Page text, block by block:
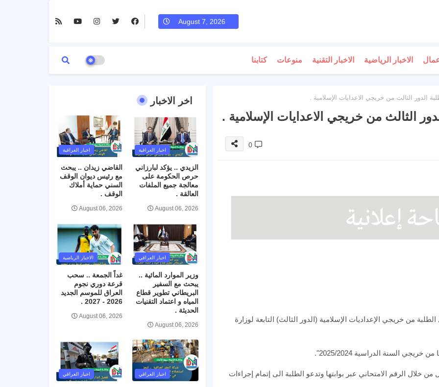
August 7, 2026
الاخبار الرياضية الاخبار التقنية منوعات كتابنا
الدور الثالث من خريجي الاعدايات الإسلامية .
الثالث من خريجي الاعدايات الإسلامية .
0
من خريجي الإعداديات الإسلامية (الدور الثالث) التابعة لوزارة
خلال الرقم الامتحاني عبر بوابتها وتدعو الطلبة الى إتمام إجراءات
اخر الاخبار
اخبار العراقية
الزيدي .. يؤكد لبارزاني
حرص الحكومة على
معالجة جميع الملفات
العالقة .
August 06, 2026
اخبار العراقية
القاضي زيدان .. يبحث
مع رئيس ديوان الوقف
السني حماية أملاك
الوقف .
August 06, 2026
اخبار العراقي
وزير الموارد المائية ..
يبحث مع السفير
البريطاني تطوير قطاع
المياه و اعتماد التقنيات
الحديثة .
August 06, 2026
الاخبار الرياضية
غداً الجمعة .. سحب
قرعة دوري نجوم
العراق للموسم الجديد
2026 - 2027 .
August 06, 2026
اخبار العراقي اخبار العراقي